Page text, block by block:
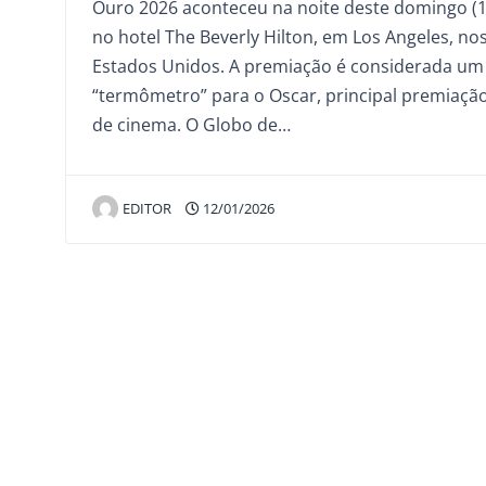
Ouro 2026 aconteceu na noite deste domingo
no hotel The Beverly Hilton, em Los Angeles, nos
Estados Unidos. A premiação é considerada um
“termômetro” para o Oscar, principal
de cinema. O Globo de…
EDITOR 12/01/2026